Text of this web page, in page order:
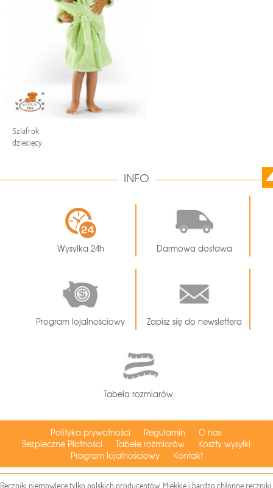
Szlafrok
dziecięcy
INFO
Wysyłka 24h Darmowa dostawa
Program lojalnościowy Zapisz się do newslettera
Tabela rozmiarów
Polityka prywatności Regulamin
O nas
Bezpieczne Płatności
Tabele rozmiarów
Koszty wysyłki
Program lojalnościowy
Kontakt
Ręczniki niemowlęce tylko polskich producentów. Miękkie i bardzo chłonne ręczniki